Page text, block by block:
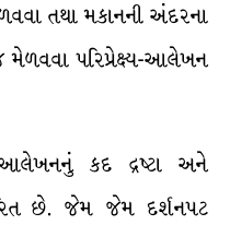
તથા મકાનની અંદરના
મેળવવા પરિપ્રેક્ષ્ય-આલેખન
આલેખનનું કદ દ્રષ્ટા અને
છે. જેમ જેમ દર્શનપટ